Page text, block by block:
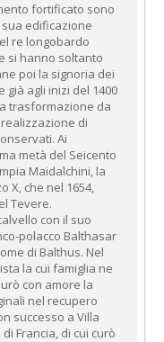
fortificato sono
edificazione
re longobardo
si hanno soltanto
poi la signoria dei
già agli inizi del 1400
trasformazione da
di
Ai
metà del Seicento
Maidalchini, la
X, che nel 1654,
Tevere.
con il suo
polacco Balthasar
di Balthus. Nel
la cui famiglia ne
con amore la
nel recupero
successo a Villa
Francia, di cui curò